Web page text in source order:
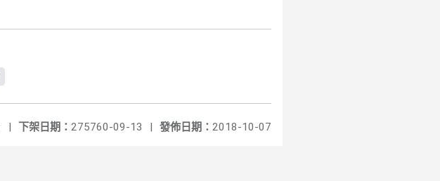
發佈日期： 2018-10-07
下架日期： 275760-09-13 |
|